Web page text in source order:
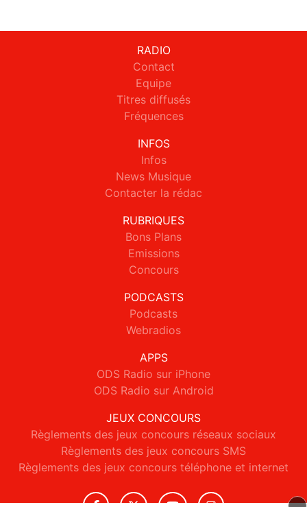
RADIO
Contact
Equipe
Titres diffusés
Fréquences
INFOS
Infos
News Musique
Contacter la rédac
RUBRIQUES
Bons Plans
Emissions
Concours
PODCASTS
Podcasts
Webradios
APPS
ODS Radio sur iPhone
ODS Radio sur Android
JEUX CONCOURS
Règlements des jeux concours réseaux sociaux
Règlements des jeux concours SMS
Règlements des jeux concours téléphone et internet